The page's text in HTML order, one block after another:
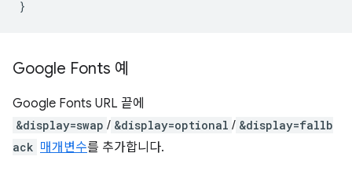
}
Google Fonts 예
Google Fonts URL 끝에
&display=swap / &display=optional / &display=fallb
ack 매개변수를 추가합니다.